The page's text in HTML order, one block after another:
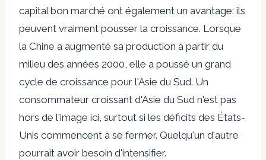
capital bon marché ont également un avantage: ils
peuvent vraiment pousser la croissance. Lorsque
la Chine a augmenté sa production à partir du
milieu des années 2000, elle a poussé un grand
cycle de croissance pour l'Asie du Sud. Un
consommateur croissant d'Asie du Sud n'est pas
hors de l'image ici, surtout si les déficits des États-
Unis commencent à se fermer. Quelqu'un d'autre
pourrait avoir besoin d'intensifier.